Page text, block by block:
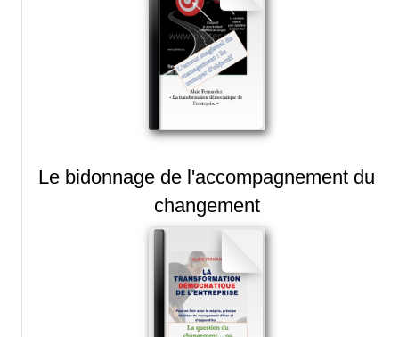
Le bidonnage de l'accompagnement du
changement